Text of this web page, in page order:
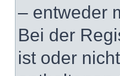
– entweder
Bei der
ist oder